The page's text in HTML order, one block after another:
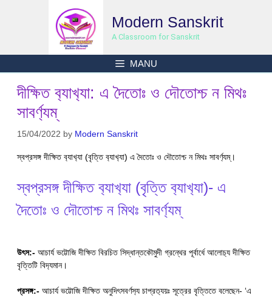
Modern Sanskrit
A Classroom for Sanskrit
MANU
দীক্ষিত ব‍্যাখ‍্যা: এ দৈতোঃ ও দৌতোশ্চ ন মিথঃ
সাবর্ণ‍্যম্
15/04/2022 by Modern Sanskrit
স্বপ্রসঙ্গ দীক্ষিত ব‍্যাখ‍্যা (বৃত্তি ব‍্যাখ‍্যা) এ দৈতোঃ ও দৌতোশ্চ ন মিথঃ সাবর্ণ‍্যম্।
স্বপ্রসঙ্গ দীক্ষিত ব‍্যাখ‍্যা (বৃত্তি ব‍্যাখ‍্যা)- এ
দৈতোঃ ও দৌতোশ্চ ন মিথঃ সাবর্ণ‍্যম্
উৎস:- আচার্য ভট্টোজি দীক্ষিত বিরচিত সিদ্ধান্তকৌমুদী গ্রন্থের পূর্বার্ধে আলোচ‍্য দীক্ষিত
বৃত্তিটি বিদ‍্যমান।
প্রসঙ্গ:- আচার্য ভট্টোজি দীক্ষিত অনুদিৎসবর্ণস‍্য চাপ্রত‍্যয়ঃ সূত্রের বৃত্তিতে বলেছেন- ‘এ